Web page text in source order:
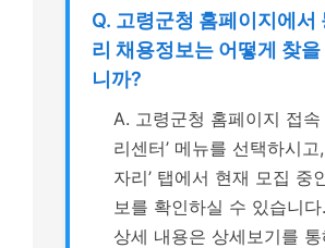
Q. 고령군청 홈페이지에서
리 채용정보는 어떻게 찾
니까?
A. 고령군청 홈페이지 접속
리센터’ 메뉴를 선택하시고,
자리’ 탭에서 현재 모집 중
보를 확인하실 수 있습니다
상세 내용은 상세보기를